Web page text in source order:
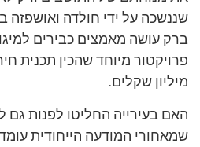
שננשכה על ידי חולדה ואושפזה
ברק עושה מאמצים כבירים
מיליון שקלים.
האם בעירייה החליטו לפנות
שמאחורי המודעה הייחודית